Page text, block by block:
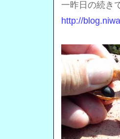
一昨日の続き
http://